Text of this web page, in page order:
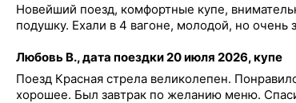
Новейший поезд, комфортные купе,
подушку. Ехали в 4 вагоне, молодой, но очень
Любовь В., дата поездки 20 июля 2026, купе
Поезд Красная стрела великолепен.
хорошее. Был завтрак по желанию меню.